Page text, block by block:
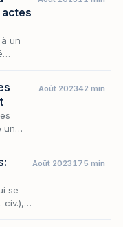
actes
un
un
Août 202342 min
se
civ.),
Août 2023175 min